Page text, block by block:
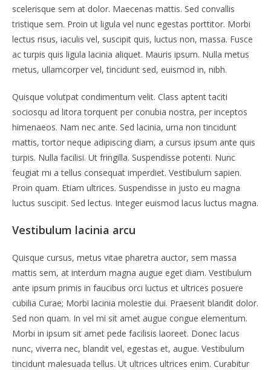
scelerisque sem at dolor. Maecenas mattis. Sed convallis
tristique sem. Proin ut ligula vel nunc egestas porttitor. Morbi
lectus risus, iaculis vel, suscipit quis, luctus non, massa. Fusce
ac turpis quis ligula lacinia aliquet. Mauris ipsum. Nulla metus
metus, ullamcorper vel, tincidunt sed, euismod in, nibh.
Quisque volutpat condimentum velit. Class aptent taciti
sociosqu ad litora torquent per conubia nostra, per inceptos
himenaeos. Nam nec ante. Sed lacinia, urna non tincidunt
mattis, tortor neque adipiscing diam, a cursus ipsum ante quis
turpis. Nulla facilisi. Ut fringilla. Suspendisse potenti. Nunc
feugiat mi a tellus consequat imperdiet. Vestibulum sapien.
Proin quam. Etiam ultrices. Suspendisse in justo eu magna
luctus suscipit. Sed lectus. Integer euismod lacus luctus magna.
Vestibulum lacinia arcu
Quisque cursus, metus vitae pharetra auctor, sem massa
mattis sem, at interdum magna augue eget diam. Vestibulum
ante ipsum primis in faucibus orci luctus et ultrices posuere
cubilia Curae; Morbi lacinia molestie dui. Praesent blandit dolor.
Sed non quam. In vel mi sit amet augue congue elementum.
Morbi in ipsum sit amet pede facilisis laoreet. Donec lacus
nunc, viverra nec, blandit vel, egestas et, augue. Vestibulum
tincidunt malesuada tellus. Ut ultrices ultrices enim. Curabitur